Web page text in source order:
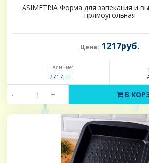
ASIMETRIA Форма для запекания и
прямоугольная
Цена: 1217руб.
Наличие:
2717шт.
- + В